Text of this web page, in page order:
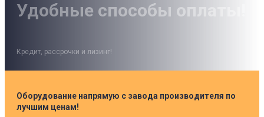
Удобные способы оплаты!
Кредит, рассрочки и лизинг!
Оборудование напрямую с завода производителя по
лучшим ценам!